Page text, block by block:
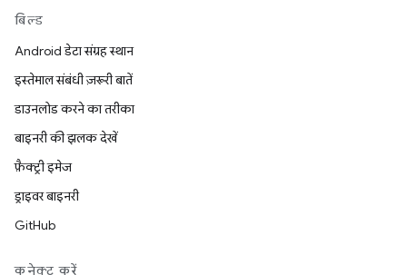
बिल्ड
Android डेटा संग्रह स्थान
इस्तेमाल संबंधी ज़रूरी बातें
डाउनलोड करने का तरीका
बाइनरी की झलक देखें
फ़ैक्ट्री इमेज
ड्राइवर बाइनरी
GitHub
कनेक्ट करें